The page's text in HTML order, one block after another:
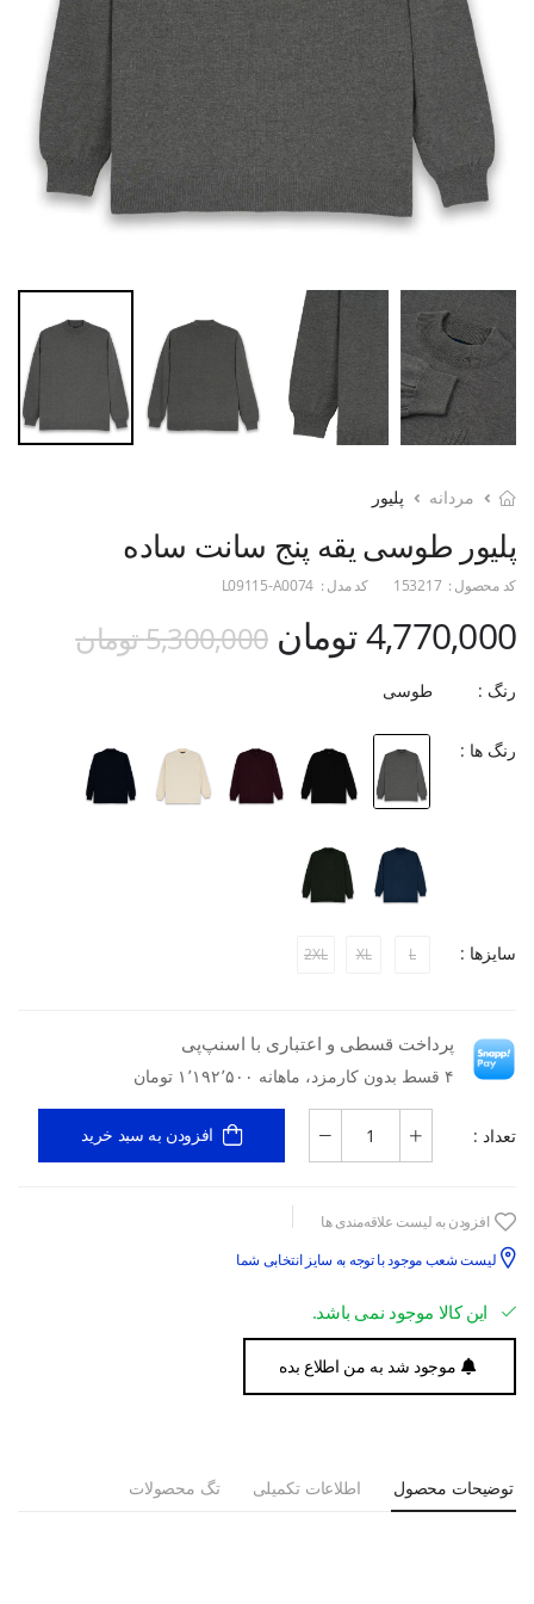
مردانه پلیور
پلیور طوسی یقه پنج سانت ساده
کد محصول : 153217 کد مدل : L09115-A0074
4,770,000 تومان 5,300,000 تومان
رنگ : طوسی
رنگ ها :
سایزها : L
XL
2XL
پرداخت قسطی و اعتباری با اسنپ‌پی
۴ قسط بدون کارمزد، ماهانه ۱٬۱۹۲٬۵۰۰ تومان
تعداد : افزودن به سبد خرید
افزودن به لیست علاقه‌مندی ها
لیست شعب موجود با توجه به سایز انتخابی شما
این کالا موجود نمی باشد.
موجود شد به من اطلاع بده
توضیحات محصول اطلاعات تکمیلی تگ محصولات